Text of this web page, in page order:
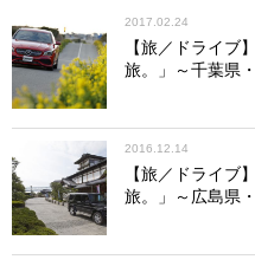
2017.02.24
【旅／ドライブ
旅。」～千葉県
2016.12.14
【旅／ドライブ
旅。」～広島県